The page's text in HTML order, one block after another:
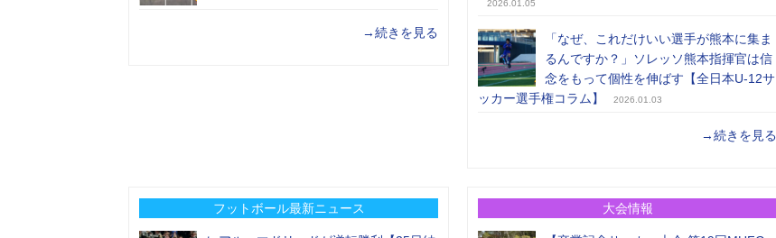
→続きを見る
2026.01.05
「なぜ、これだけいい選手が熊本に集ま
るんですか？」ソレッソ熊本指揮官は信
念をもって個性を伸ばす【全日本U-12サ
ッカー選手権コラム】
2026.01.03
→続きを見る
フットボール最新ニュース 大会情報